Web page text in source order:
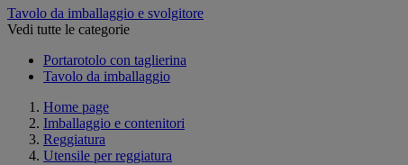
Tavolo da imballaggio e svolgitore
Vedi tutte le categorie
Portarotolo con taglierina
Tavolo da imballaggio
Home page
Imballaggio e contenitori
Reggiatura
Utensile per reggiatura